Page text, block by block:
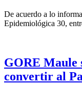
De acuerdo a lo
Epidemiológica 30,
GORE Maule
convertir al